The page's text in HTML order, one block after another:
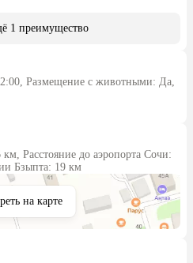
1 преимущество
Размещение с животными: Да,
Бзыпта: 19 км
на карте